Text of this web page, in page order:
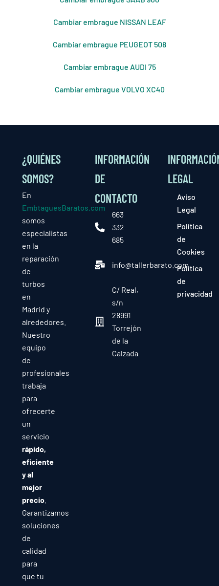
Cambiar embrague NISSAN LEAF
Cambiar embrague PEUGEOT 508
Cambiar embrague AUDI 75
Cambiar embrague VOLVO XC40
¿QUIÉNES
SOMOS?
En
EmbtaguesBaratos.com
somos
especialistas
en la
reparación
de
turbos
en
Madrid y
alrededores.
Nuestro
equipo
de
profesionales
trabaja
para
ofrecerte
un
servicio
rápido,
eficiente
y al
mejor
precio.
Garantizamos
soluciones
de
calidad
para
que tu
INFORMACIÓN
DE
CONTACTO
663
332
685
info@tallerbarato.com
C/ Real,
s/n
28991
Torrejón
de la
Calzada
LEGAL
Aviso
Legal
Política
de
Cookies
Política
de
privacidad